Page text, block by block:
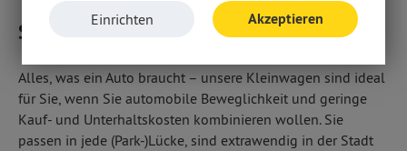
So clever und so oho!
Alles, was ein Auto braucht – unsere Kleinwagen sind ideal
für Sie, wenn Sie automobile Beweglichkeit und geringe
Kauf- und Unterhaltskosten kombinieren wollen. Sie
passen in jede (Park-)Lücke, sind extrawendig in der Stadt
Einrichten Akzeptieren